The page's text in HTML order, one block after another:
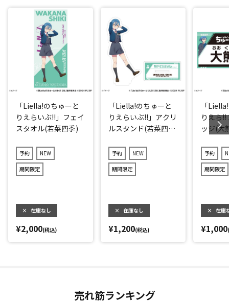
「Liella!のちゅーと
りえらいぶ!!」フェイ
スタオル(若菜四季)
予約 NEW
期間限定
× 在庫なし
¥2,000(税込)
「Liella!のちゅーと
りえらいぶ!!」アクリ
ルスタンド(若菜四
予約 NEW
期間限定
× 在庫なし
¥1,200(税込)
「
りえら
ッジ(大
予約
期間限定
× 在庫
¥1,000
売れ筋ランキング